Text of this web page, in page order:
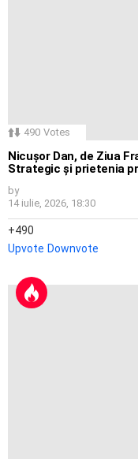
490 Votes
Nicușor Dan, de Ziua
Strategic și prietenia
by
14 iulie, 2026, 18:30
490
Upvote Downvote